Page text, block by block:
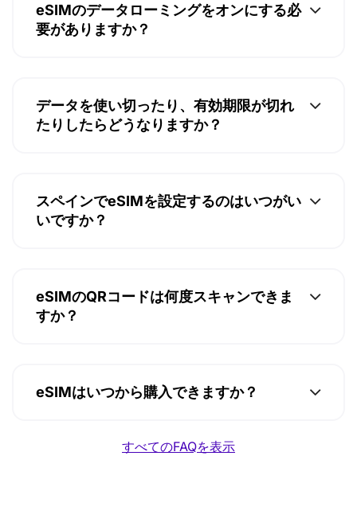
eSIMのデータローミングをオンにする必
要がありますか？
データを使い切ったり、有効期限が切れ
たりしたらどうなりますか？
スペインでeSIMを設定するのはいつがい
いですか？
eSIMのQRコードは何度スキャンできま
すか？
eSIMはいつから購入できますか？
すべてのFAQを表示